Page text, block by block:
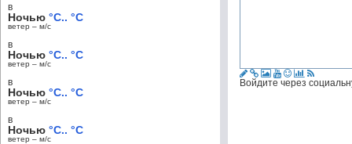
Войдите через
в
Ночью °C.. °C
ветер – м/c
в
Ночью °C.. °C
ветер – м/c
в
Ночью °C.. °C
ветер – м/c
в
Ночью °C.. °C
ветер – м/c